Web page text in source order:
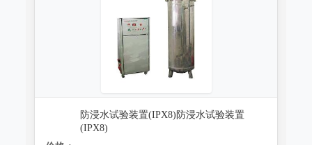
防浸水试验装置(IPX8)防浸水试验装置
(IPX8)